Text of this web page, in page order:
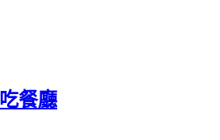
餐廳